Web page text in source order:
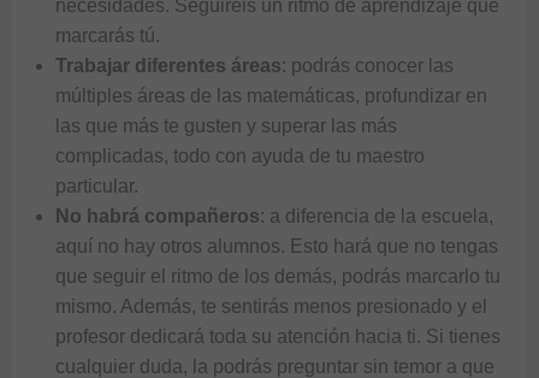
necesidades. Seguiréis un ritmo de aprendizaje que
marcarás tú.
Trabajar diferentes áreas: podrás conocer las
múltiples áreas de las matemáticas, profundizar en
las que más te gusten y superar las más
complicadas, todo con ayuda de tu maestro
particular.
No habrá compañeros: a diferencia de la escuela,
aquí no hay otros alumnos. Esto hará que no tengas
que seguir el ritmo de los demás, podrás marcarlo tu
mismo. Además, te sentirás menos presionado y el
profesor dedicará toda su atención hacia ti. Si tienes
cualquier duda, la podrás preguntar sin temor a que